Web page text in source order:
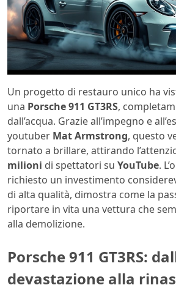
Un progetto di restauro unico ha
una Porsche 911 GT3RS,
dall’acqua. Grazie all’impegno e
youtuber Mat Armstrong, questo
tornato a brillare, attirando
milioni di spettatori su YouTube.
richiesto un investimento
di alta qualità, dimostra come la
riportare in vita una vettura che
alla demolizione.
Porsche 911 GT3RS:
devastazione alla